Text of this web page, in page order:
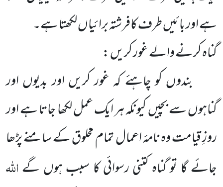
ہے اور بائیں طرف کافرشتہ برائیاں لکھتا ہے۔
گناہ کرنے والے غور کریں :
بندوں کو چاہئے کہ غور کریں اور بدیوں اور
گناہوں سے بچیں کیونکہ ہر ایک عمل لکھا جاتا ہے اور
روزِ قیامت وہ نامۂ اعمال تمام مخلوق کے سامنے پڑھا
جائے گا تو گناہ کتنی رسوائی کا سبب ہوں گےاللہ